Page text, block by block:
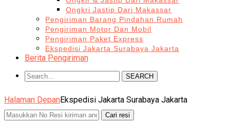
Ongkri Jastip Dari Makassar
Pengiriman Barang Pindahan Rumah
Pengiriman Motor Dan Mobil
Pengiriman Paket Express
Ekspedisi Jakarta Surabaya Jakarta
Berita Pengiriman
SEARCH
Halaman DepanEkspedisi Jakarta Surabaya Jakarta